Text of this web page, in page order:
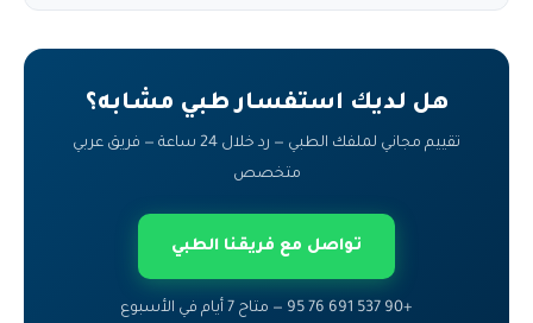
هل لديك استفسار طبي مشابه؟
تقييم مجاني لملفك الطبي — رد خلال 24 ساعة — فريق عربي
متخصص
تواصل مع فريقنا الطبي
+90 537 691 76 95 — متاح 7 أيام في الأسبوع